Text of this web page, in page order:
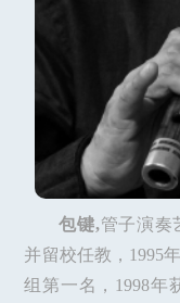
包键,管子演奏
并留校任教，1995
组第一名，1998年